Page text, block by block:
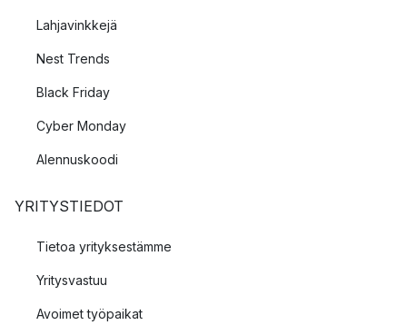
Lahjavinkkejä
Nest Trends
Black Friday
Cyber Monday
Alennuskoodi
YRITYSTIEDOT
Tietoa yrityksestämme
Yritysvastuu
Avoimet työpaikat